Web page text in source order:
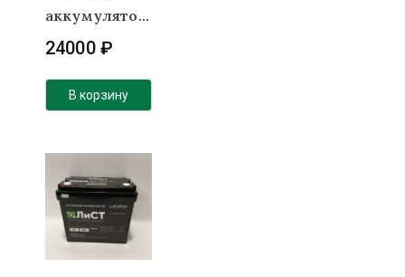
аккумулятор
(LiFePO4)
100Ач 100А
BT
24000 ₽
В корзину